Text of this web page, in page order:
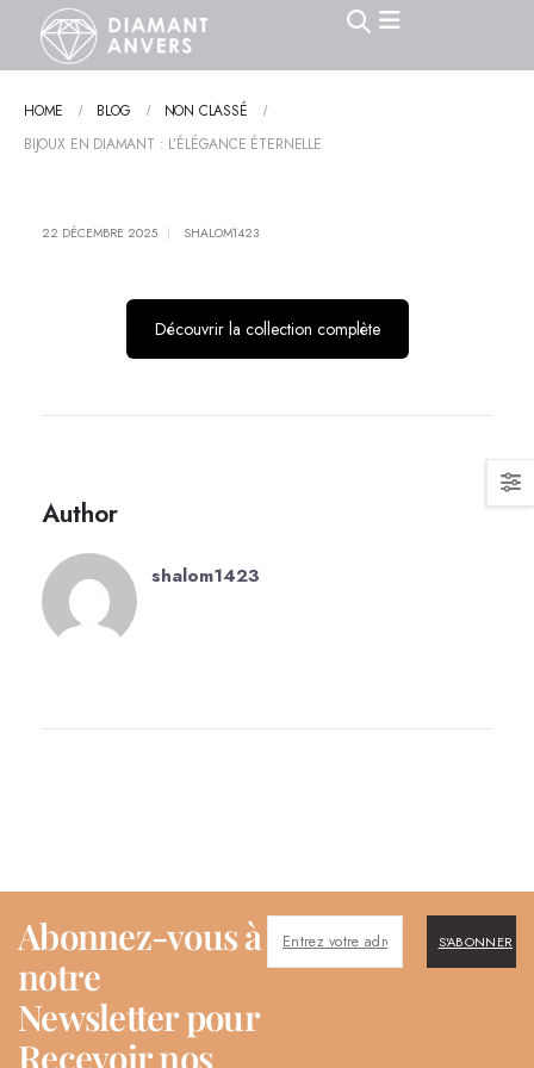
HOME BLOG
NON CLASSÉ
BIJOUX EN DIAMANT : L’ÉLÉGANCE ÉTERNELLE
22 DÉCEMBRE 2025 SHALOM1423
Découvrir la collection complète
Author
shalom1423
Abonnez-vous à
notre
Newsletter pour
Recevoir nos
S'ABONNER